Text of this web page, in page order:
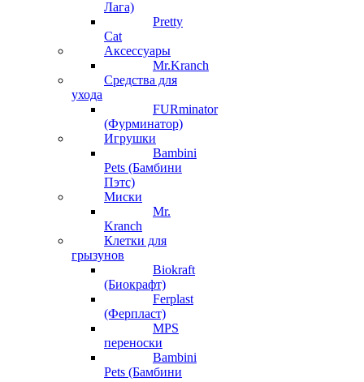
Лага)
Pretty
Cat
Аксессуары
Mr.Kranch
Средства для
ухода
FURminator
(Фурминатор)
Игрушки
Bambini
Pets (Бамбини
Пэтс)
Миски
Mr.
Kranch
Клетки для
грызунов
Biokraft
(Биокрафт)
Ferplast
(Ферпласт)
MPS
переноски
Bambini
Pets (Бамбини